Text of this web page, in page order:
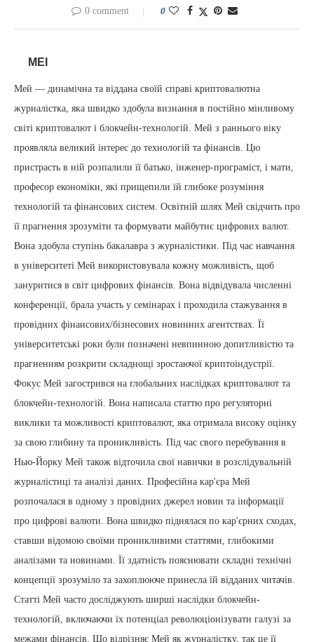
0 comment 0
MEI
Мей — динамічна та віддана своїй справі криптовалютна
журналістка, яка швидко здобула визнання в постійно мінливому
світі криптовалют і блокчейн-технологій. Мей з раннього віку
проявляла великий інтерес до технологій та фінансів. Цю
пристрасть в ній розпалили її батько, інженер-програміст, і мати,
професор економіки, які прищепили їй глибоке розуміння
технологій та фінансових систем. Освітній шлях Мей свідчить про
її прагнення зрозуміти та формувати майбутнє цифрових валют.
Вона здобула ступінь бакалавра з журналістики. Під час навчання
в університеті Мей використовувала кожну можливість, щоб
зануритися в світ цифрових фінансів. Вона відвідувала численні
конференції, брала участь у семінарах і проходила стажування в
провідних фінансових/бізнесових новинних агентствах. Її
університетські роки були позначені невпинною допитливістю та
прагненням розкрити складнощі зростаючої криптоіндустрії.
Фокус Мей загострився на глобальних наслідках криптовалют та
блокчейн-технологій. Вона написала статтю про регуляторні
виклики та можливості криптовалют, яка отримала високу оцінку
за свою глибину та проникливість. Під час свого перебування в
Нью-Йорку Мей також відточила свої навички в розслідувальній
журналістиці та аналізі даних. Професійна кар'єра Мей
розпочалася в одному з провідних джерел новин та інформації
про цифрові валюти. Вона швидко піднялася по кар'єрних сходах,
ставши відомою своїми проникливими статтями, глибокими
аналізами та новинами. Її здатність пояснювати складні технічні
концепції зрозуміло та захоплююче принесла їй відданих читачів.
Статті Мей часто досліджують ширші наслідки блокчейн-
технологій, включаючи їх потенціал революціонізувати галузі за
межами фінансів. Що відрізняє Мей як журналістку, так це її